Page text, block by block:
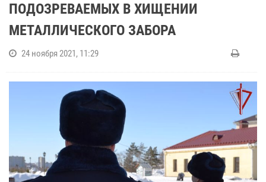
ПОДОЗРЕВАЕМЫХ В ХИЩЕНИИ
МЕТАЛЛИЧЕСКОГО ЗАБОРА
24 ноября 2021, 11:29